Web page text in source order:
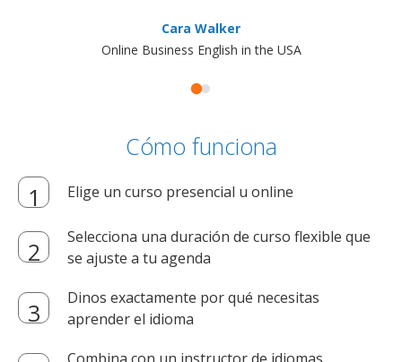
Cara Walker
Online Business English in the USA
Cómo funciona
Elige un curso presencial u online
Selecciona una duración de curso flexible que
se ajuste a tu agenda
Dinos exactamente por qué necesitas
aprender el idioma